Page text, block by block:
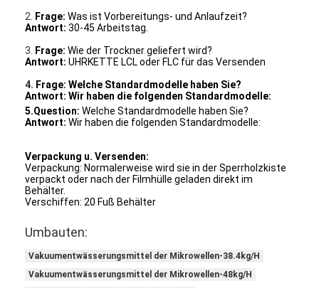
Paddel-Trockner
Vakuumschleuder
2.
Frage: Was ist Vorbereitungs- und Anlaufzeit?
Antwort: 30-45 Arbeitstag.
3.
Frage: Wie der Trockner geliefert wird?
Antwort: UHRKETTE LCL oder FLC für das Versenden
4. Frage: Welche Standardmodelle haben Sie?
Antwort: Wir haben die folgenden Standardmodelle:
5.Question: Welche Standardmodelle haben Sie?
Antwort: Wir haben die folgenden Standardmodelle:
Verpackung u. Versenden:
Verpackung: Normalerweise wird sie in der Sperrholzkiste
verpackt oder nach der Filmhülle geladen direkt im
Behälter.
Verschiffen: 20 Fuß Behälter
Umbauten:
Vakuumentwässerungsmittel der Mikrowellen-38.4kg/H
Vakuumentwässerungsmittel der Mikrowellen-48kg/H